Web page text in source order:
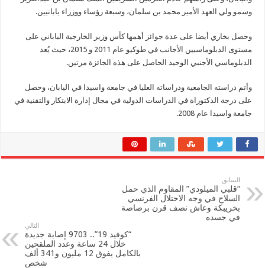
وسمو ولي العهد الأمير محمد بن سلمان، وسبعة رؤساء ووزراء يابانيين.
وحصل بخاري أيضا على عدة جوائز أهمها كأس وزير الخارجية الياباني على
مستوى الدبلوماسيين الأجانب في طوكيو عام 2011 و 2015، حيث يُعد
الدبلوماسي الأجنبي الوحيد الحاصل على هذه الجائزة مرتين.
وأتم دراسته الجامعية ودراساته العليا في جامعة واسيدا في اليابان، وحصل
على درجة الدكتوراة في الدراسات الدولية في مجال إدارة الابتكار والتقنية في
جامعة واسيدا عام 2008.
السابق
“قلبي الميلودي” المقاوم الذي حمل
السلاح في وجه الاحتلال الفرنسي
بخريبكة وعاش نصف قرن برصاصة
في جسده
التالي
“كوفيد 19”.. 9703 إصابة جديدة
خلال 24 ساعة وعدد الملقحين
بالكامل يفوق 12 مليون و341 ألف
شخص